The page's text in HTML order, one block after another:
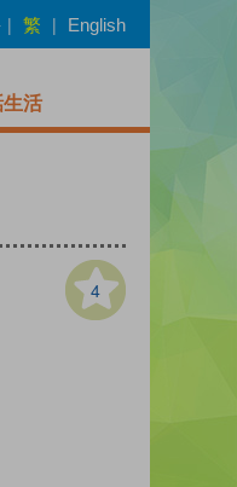
| 繁 | English
活
4